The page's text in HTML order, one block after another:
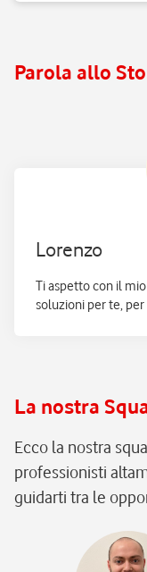
Parola allo
Lorenzo
Ti aspetto con il
soluzioni per te,
La nostra
Ecco la nostra
professionisti
guidarti tra le